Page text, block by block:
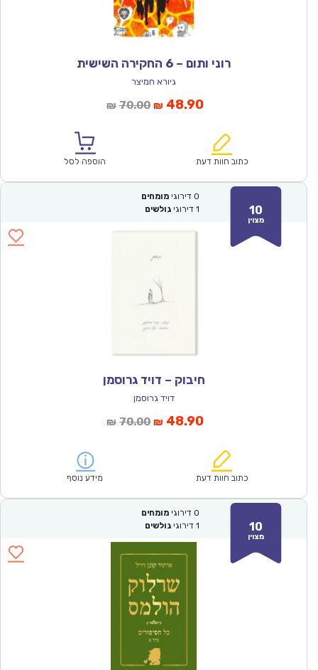
רוני ותום – 6 החקירה השישית
גיורא חמיצר
₪ 70.00המחיר
₪70.00.
₪ 48.90המחיר
הוא:
כתוב חוות דעת הוספה לסל
10
מצוין
0 דירוגי מומחים
1 דירוגי גולשים
חיבוק – דויד גרוסמן
דויד גרוסמן
₪ 70.00המחיר
₪70.00.
₪ 48.90המחיר
הוא:
כתוב חוות דעת מידע נוסף
10
מצוין
0 דירוגי מומחים
1 דירוגי גולשים